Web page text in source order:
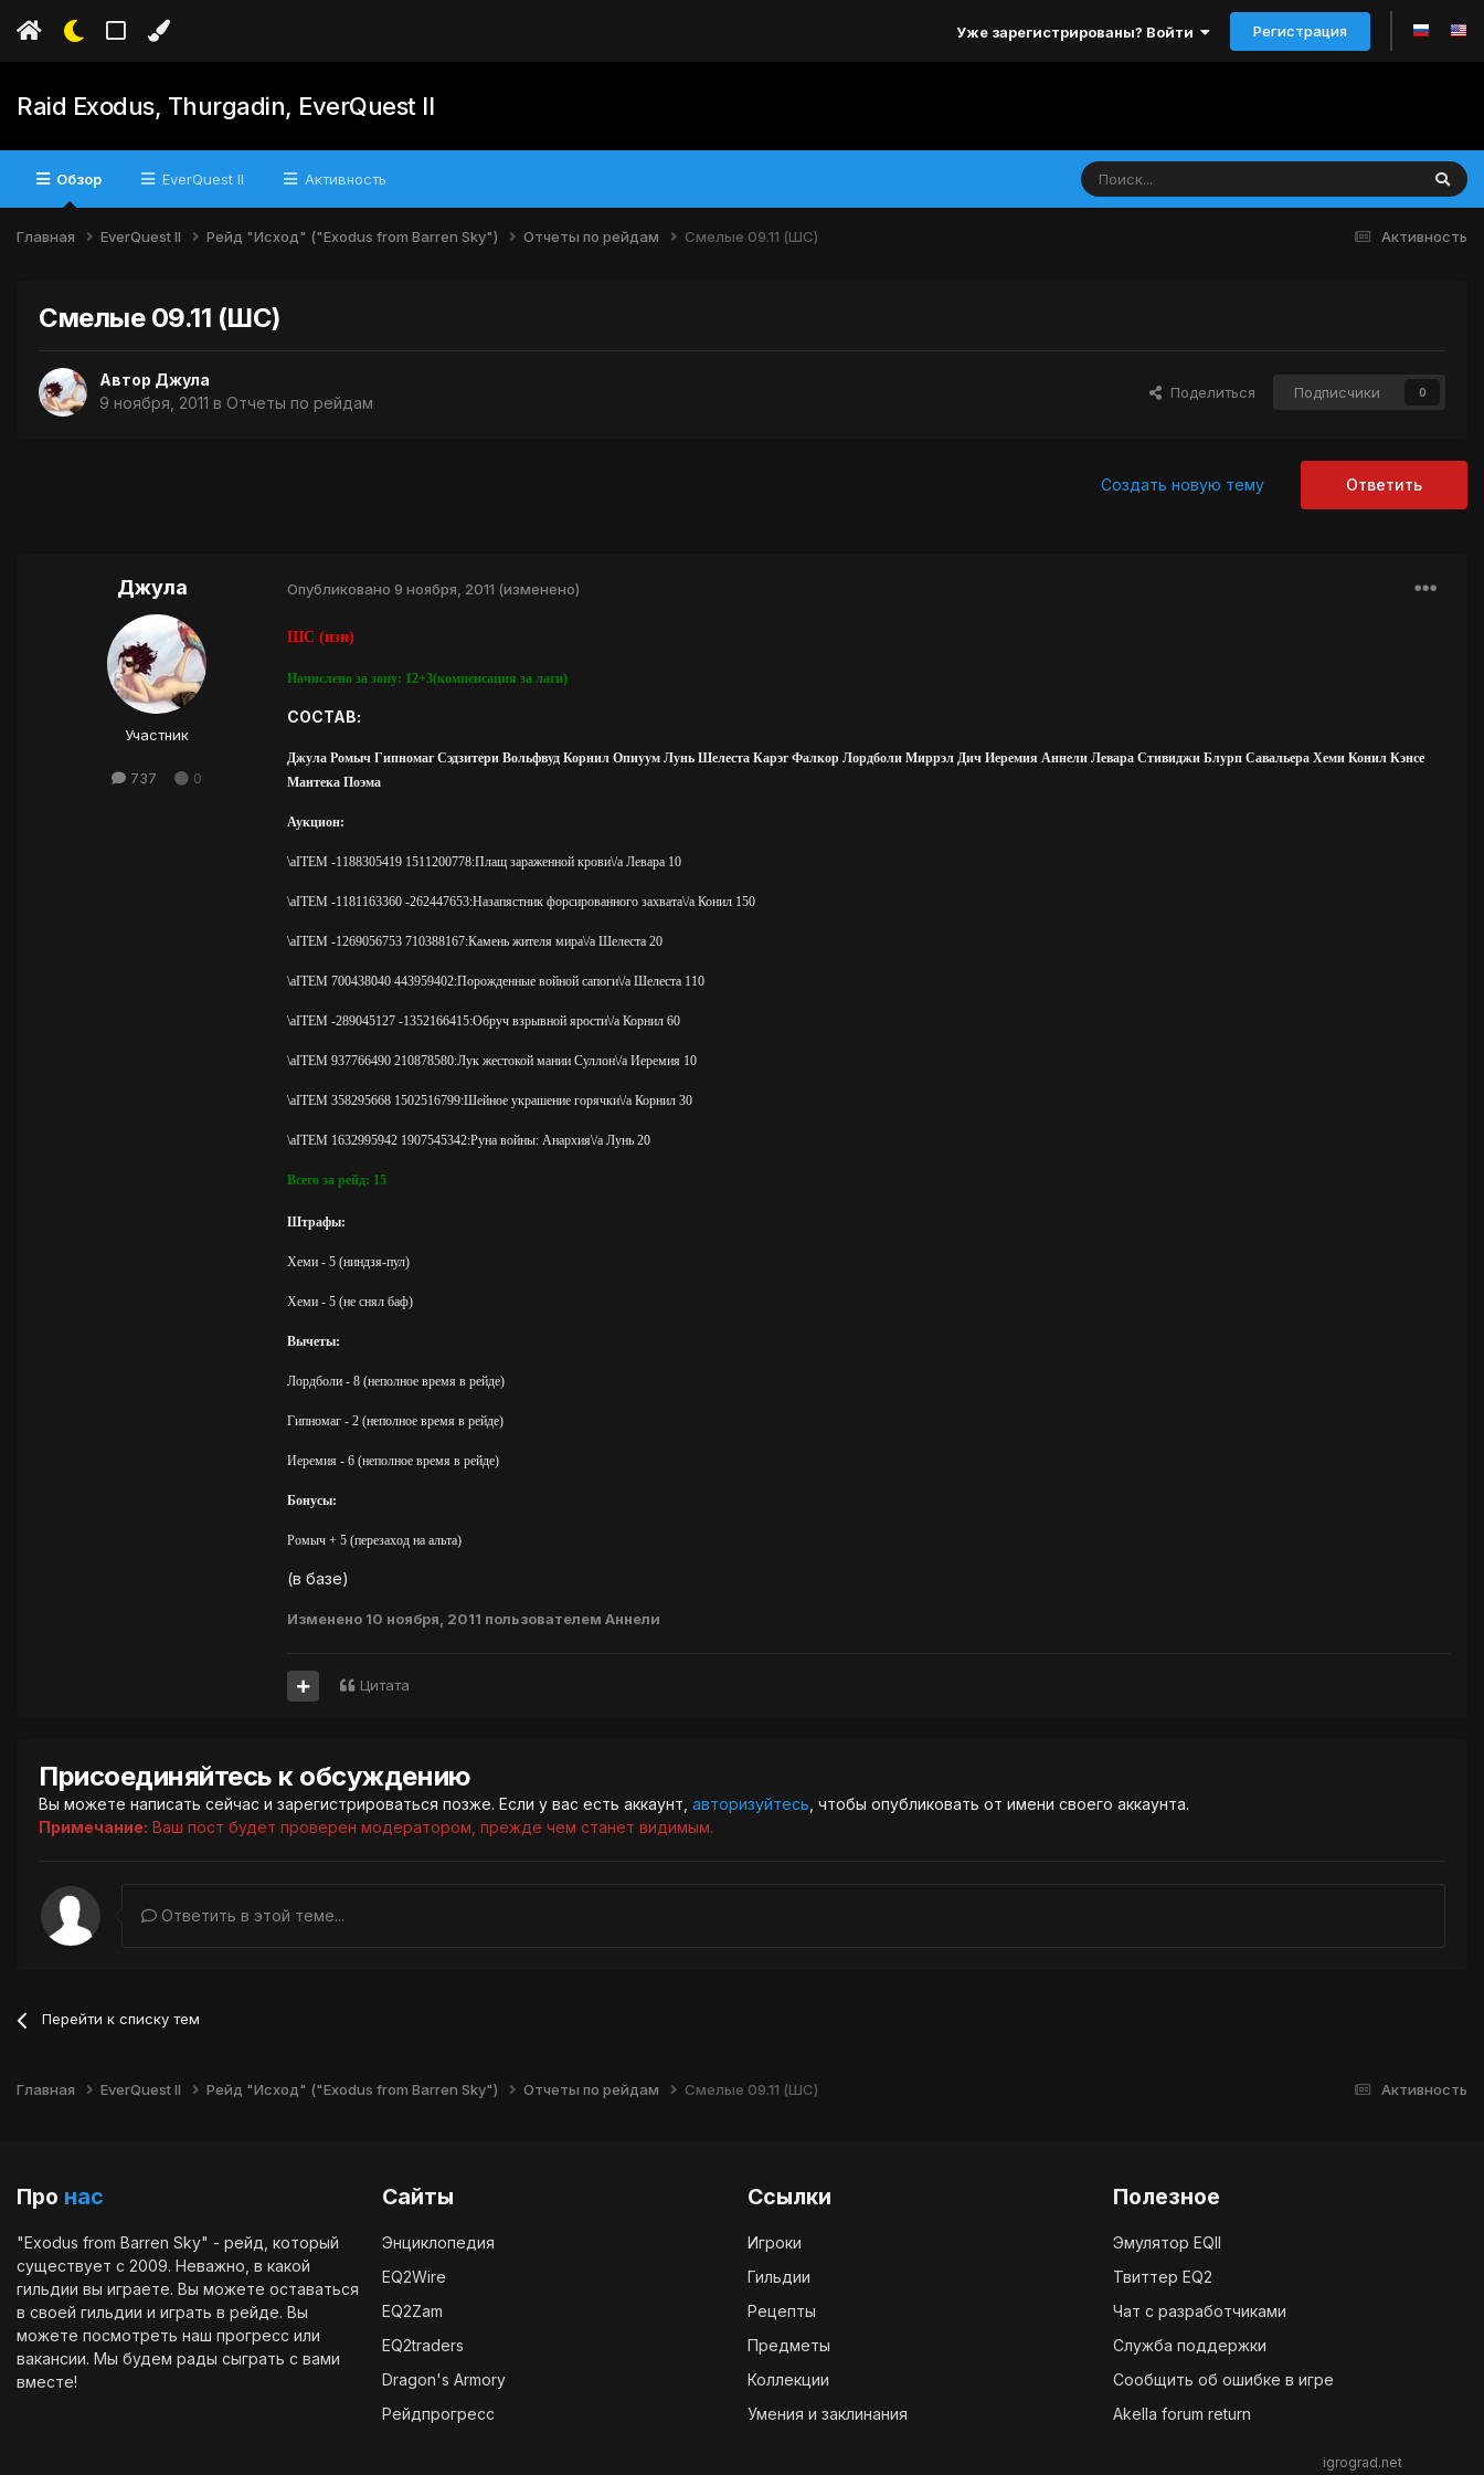
Уже зарегистрированы? Войти Регистрация
Raid Exodus, Thurgadin, EverQuest II
Обзор EverQuest II Активность
Активность
Главная EverQuest II Рейд "Исход" ("Exodus from Barren Sky") Отчеты по рейдам Смелые 09.11 (ШС)
Смелые 09.11 (ШС)
Автор Джула
9 ноября, 2011 в Отчеты по рейдам
Поделиться Подписчики 0
Ответить
Создать новую тему
Джула
Участник
737 0
Опубликовано 9 ноября, 2011 (изменено)
ШС (изи)
Начислено за зону: 12+3(компенсация за лаги)
СОСТАВ:
Джула Ромыч Гипномаг Сэдзитери Вольфвуд Корнил Опиуум Лунь Шелеста Карэг Фалкор Лордболи Миррэл Дич Иеремия Аннели Левара Стивиджи Блурп Савальера Хеми Конил Кэнсе
Мантека Поэма
Аукцион:
\aITEM -1188305419 1511200778:Плащ зараженной крови\/a Левара 10
\aITEM -1181163360 -262447653:Назапястник форсированного захвата\/a Конил 150
\aITEM -1269056753 710388167:Камень жителя мира\/a Шелеста 20
\aITEM 700438040 443959402:Порожденные войной сапоги\/a Шелеста 110
\aITEM -289045127 -1352166415:Обруч взрывной ярости\/a Корнил 60
\aITEM 937766490 210878580:Лук жестокой мании Суллон\/a Иеремия 10
\aITEM 358295668 1502516799:Шейное украшение горячки\/a Корнил 30
\aITEM 1632995942 1907545342:Руна войны: Анархия\/a Лунь 20
Всего за рейд: 15
Штрафы:
Хеми - 5 (ниндзя-пул)
Хеми - 5 (не снял баф)
Вычеты:
Лордболи - 8 (неполное время в рейде)
Гипномаг - 2 (неполное время в рейде)
Иеремия - 6 (неполное время в рейде)
Бонусы:
Ромыч + 5 (перезаход на альта)
(в базе)
Изменено 10 ноября, 2011 пользователем Аннели
Цитата
Присоединяйтесь к обсуждению
Вы можете написать сейчас и зарегистрироваться позже. Если у вас есть аккаунт, авторизуйтесь , чтобы опубликовать от имени своего аккаунта.
Примечание: Ваш пост будет проверен модератором, прежде чем станет видимым.
Ответить в этой теме...
Перейти к списку тем
Активность
Главная EverQuest II Рейд "Исход" ("Exodus from Barren Sky") Отчеты по рейдам Смелые 09.11 (ШС)
Про нас
"Exodus from Barren Sky" - рейд, который
существует с 2009. Неважно, в какой
гильдии вы играете. Вы можете оставаться
в своей гильдии и играть в рейде. Вы
можете посмотреть наш прогресс или
вакансии. Мы будем рады сыграть с вами
вместе!
Сайты
Энциклопедия
EQ2Wire
EQ2Zam
EQ2traders
Dragon's Armory
Рейдпрогресс
Ссылки
Игроки
Гильдии
Рецепты
Предметы
Коллекции
Умения и заклинания
Полезное
Эмулятор EQII
Твиттер EQ2
Чат с разработчиками
Служба поддержки
Сообщить об ошибке в игре
Akella forum return
igrograd.net